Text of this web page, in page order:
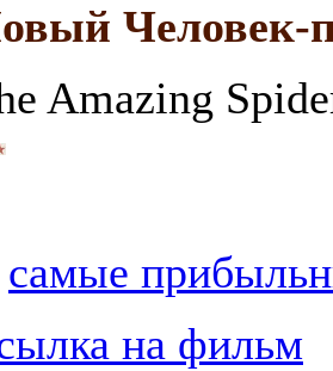
Человек-
Amazing
самые
на фильм